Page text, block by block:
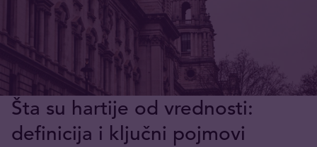
Šta su hartije od vrednosti:
definicija i ključni pojmovi